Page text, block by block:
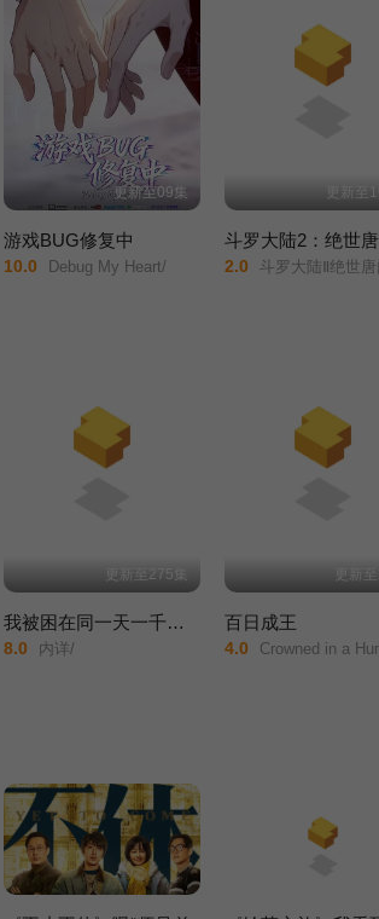
更新至09集
游戏BUG修复中
10.0 Debug My Heart/
更新至
斗罗大陆2：绝世
2.0 斗罗大陆Ⅱ绝世唐门/绝世唐门动画版/斗
更新至275集
我被困在同一天一千年动态漫画
8.0 内详/
更新至
百日成王
4.0 Crowned in a Hundred